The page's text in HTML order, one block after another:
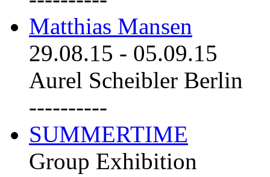
Matthias Mansen
29.08.15 - 05.09.15
Aurel Scheibler Berlin
----------
SUMMERTIME
Group Exhibition